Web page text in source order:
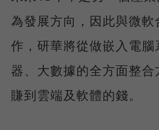
為發展方向，因此與微
作，研華將從做嵌入電
器、大數據的全方面整
賺到雲端及軟體的錢。